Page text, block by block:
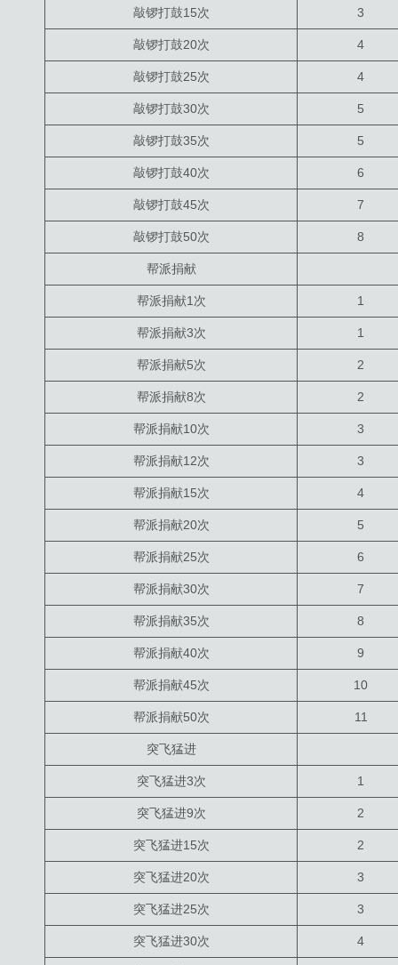
敲锣打鼓15次 3
敲锣打鼓20次 4
敲锣打鼓25次 4
敲锣打鼓30次 5
敲锣打鼓35次 5
敲锣打鼓40次 6
敲锣打鼓45次 7
敲锣打鼓50次 8
帮派捐献
帮派捐献1次 1
帮派捐献3次 1
帮派捐献5次 2
帮派捐献8次 2
帮派捐献10次 3
帮派捐献12次 3
帮派捐献15次 4
帮派捐献20次 5
帮派捐献25次 6
帮派捐献30次 7
帮派捐献35次 8
帮派捐献40次 9
帮派捐献45次 10
帮派捐献50次 11
突飞猛进
突飞猛进3次 1
突飞猛进9次 2
突飞猛进15次 2
突飞猛进20次 3
突飞猛进25次 3
突飞猛进30次 4